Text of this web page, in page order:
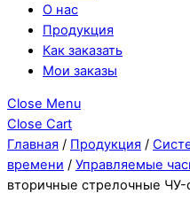
О нас
Продукция
Как заказать
Мои заказы
Close Menu
Close Cart
Главная / Продукция /
времени / Управляемые
вторичные стрелочные